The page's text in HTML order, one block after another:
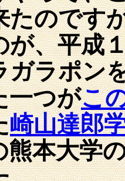
たのです
が、平成
ガラポン
一つがこ
崎山達郎
熊本大学